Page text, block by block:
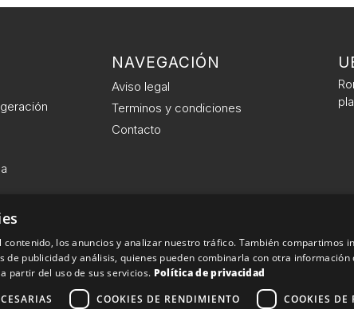
NAVEGACIÓN
Aviso legal
Terminos y condiciones
Contacto
Conekta 2025. Todos los derechos reservados.
los anuncios y analizar nuestro tráfico. También compartimos
de publicidad y análisis, quienes pueden combinarla con otra información
partir del uso de sus servicios. Política de privacidad
COOKIES DE RENDIMIENTO COOKIES DE